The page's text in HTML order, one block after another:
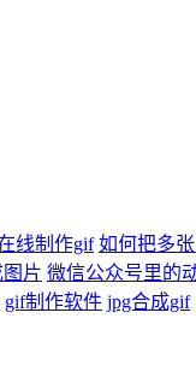
线制作gif 如何把多
片 微信公众号里的
gif制作软件 jpg合成gif